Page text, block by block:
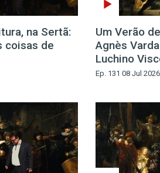
na Sertã:
coisas de
Um Verão
Agnès
Luchino
Ep. 131 08 Jul 2026